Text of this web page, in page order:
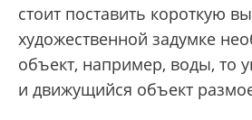
стоит поставить короткую
художественной задумке
объект, например, воды, то
и движущийся объект